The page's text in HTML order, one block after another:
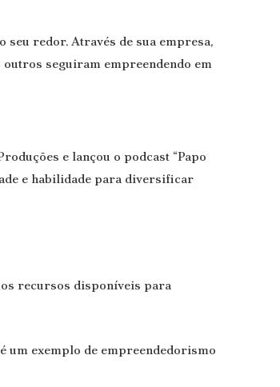
seu redor. Através de sua empresa,
seguiram empreendendo em
e lançou o podcast “Papo
e habilidade para diversificar
recursos disponíveis para
um exemplo de empreendedorismo